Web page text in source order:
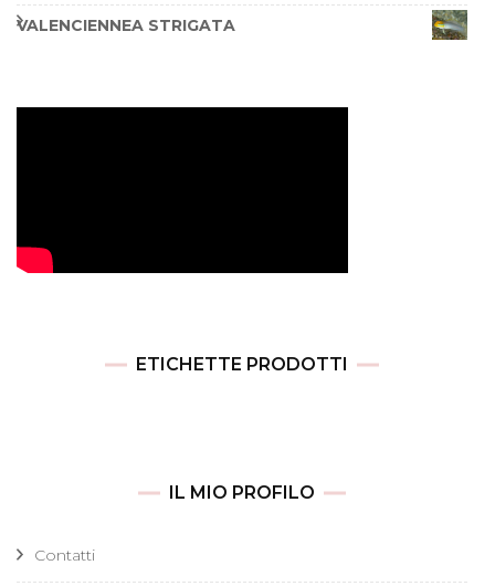
VALENCIENNEA STRIGATA
ETICHETTE PRODOTTI
IL MIO PROFILO
Contatti